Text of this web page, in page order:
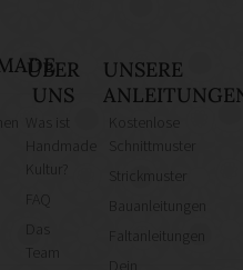
ÜBER
UNS
Was ist
Kultur?
Team
UNSERE
Kostenlose
Schnittmuster
Strickmuster
Bauanleitungen
Faltanleitungen